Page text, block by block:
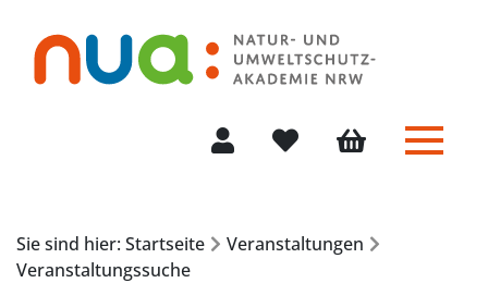
Menü
Sie sind hier: Startseite
Veranstaltungen
Veranstaltungssuche